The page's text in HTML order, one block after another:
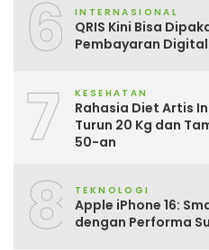
6 INTERNASIONAL
QRIS Kini Bisa
Pembayaran Digital
7 KESEHATAN
Rahasia Diet Artis
Turun 20 Kg dan
50-an
8 TEKNOLOGI
Apple iPhone 16:
dengan Performa